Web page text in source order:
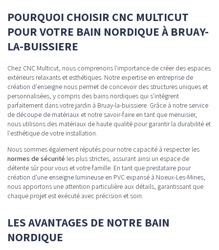
POURQUOI CHOISIR CNC MULTICUT
POUR VOTRE BAIN NORDIQUE À BRUAY-
LA-BUISSIERE
Chez CNC Multicut, nous comprenons l'importance de créer des espaces
extérieurs relaxants et esthétiques. Notre expertise en entreprise de
création d'enseigne nous permet de concevoir des structures uniques et
personnalisées, y compris des bains nordiques qui s'intègrent
parfaitement dans votre jardin à Bruay-la-buissiere. Grâce à notre service
de découpe de matériaux et notre savoir-faire en tant que menuisier,
nous utilisons des matériaux de haute qualité pour garantir la durabilité et
l'esthétique de votre installation.
Nous sommes également réputés pour notre capacité à respecter les
normes de sécurité les plus strictes, assurant ainsi un espace de
détente sûr pour vous et votre famille. En tant que prestataire pour
création d'une enseigne lumineuse en PVC expansé à Noeux-Les-Mines
nous apportons une attention particulière aux détails, garantissant que
chaque projet est exécuté avec précision et soin.
LES AVANTAGES DE NOTRE BAIN
NORDIQUE